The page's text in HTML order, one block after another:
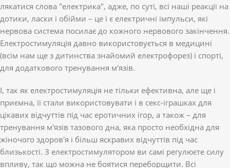
лякатися слова "електрика", адже, по суті, всі наші реакції на
дотики, ласки і обійми – це і є електричні імпульси, які
нервова система посилає до кожного нервового закінчення.
Електростимуляція давно використовується в медицині
(всім нам ще з дитинства знайомий електрофорез) і спорті,
для додаткового тренування м'язів.
І, так як електростимуляція не тільки ефективна, але ще і
приємна, її стали використовувати і в секс-іграшках для
цікавих відчуттів під час еротичних ігор, а також – для
тренування м'язів тазового дна, яка просто необхідна для
жіночого здоров'я і більш яскравих відчуттів під час
близькості. З електростимулятором ви самі регулюєте силу
впливу, так що можна не боятися переборщити. Всі